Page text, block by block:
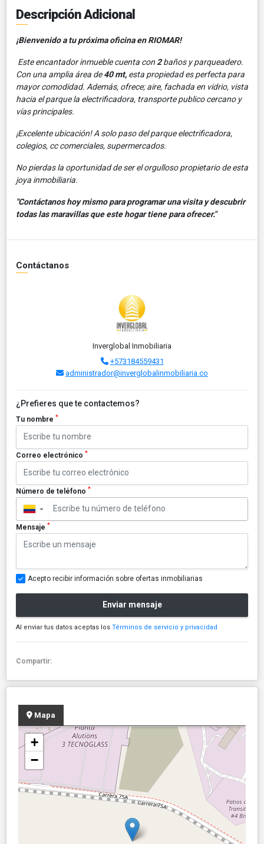
Descripción Adicional
¡Bienvenido a tu próxima oficina en RIOMAR!
Este encantador inmueble cuenta con 2baños y parqueadero.
Con una amplia área de40 mt, esta propiedad es perfecta para
mayor comodidad. Además, ofrece; aire, fachada en vidrio, vista
hacia el parque la electrificadora, transporte publico cercano y
vías principales.
¡Excelente ubicación! A solo paso del parque electrificadora,
colegios, cc comerciales, supermercados.
No pierdas la oportunidad de ser el orgulloso propietario de esta
joya inmobiliaria.
"Contáctanos hoy mismo para programar una visita y descubrir
todas las maravillas que este hogar tiene para ofrecer."
Contáctanos
Inverglobal Inmobiliaria
+573184559431
administrador@inverglobalinmobiliaria.co
¿Prefieres que te contactemos?
Tu nombre *
Correo electrónico *
Número de teléfono *
▼
Mensaje *
Acepto recibir información sobre ofertas inmobiliarias
Enviar mensaje
Al enviar tus datos aceptas los Términos de servicio y privacidad
Compartir:
Mapa
+
−